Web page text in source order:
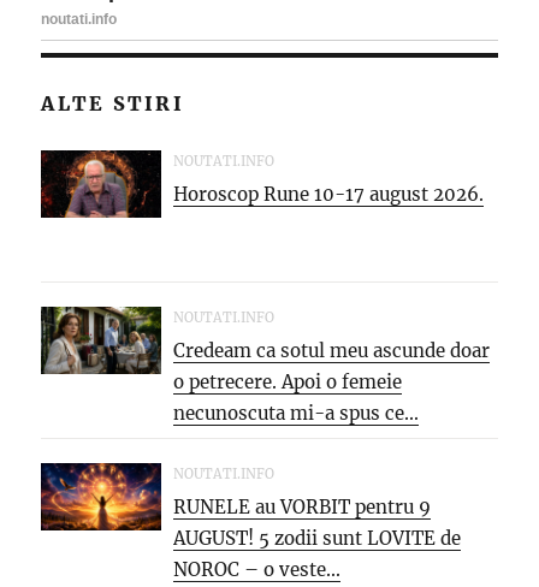
ALTE STIRI
NOUTATI.INFO
Horoscop Rune 10-17 august 2026.
NOUTATI.INFO
Credeam ca sotul meu ascunde doar
o petrecere. Apoi o femeie
necunoscuta mi-a spus ce...
NOUTATI.INFO
RUNELE au VORBIT pentru 9
AUGUST! 5 zodii sunt LOVITE de
NOROC – o veste...